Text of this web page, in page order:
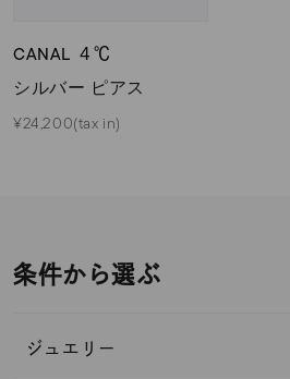
CANAL ４℃
シルバー ピアス
¥24,200(tax in)
条件から選ぶ
ジュエリー